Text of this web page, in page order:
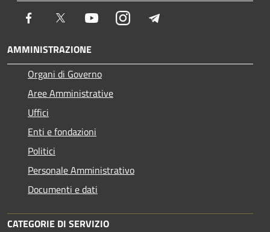
Facebook Twitter YoutubeInstagram
AMMINISTRAZIONE
Organi di Governo
Aree Amministrative
Uffici
Enti e fondazioni
Politici
Personale Amministrativo
Documenti e dati
CATEGORIE DI SERVIZIO